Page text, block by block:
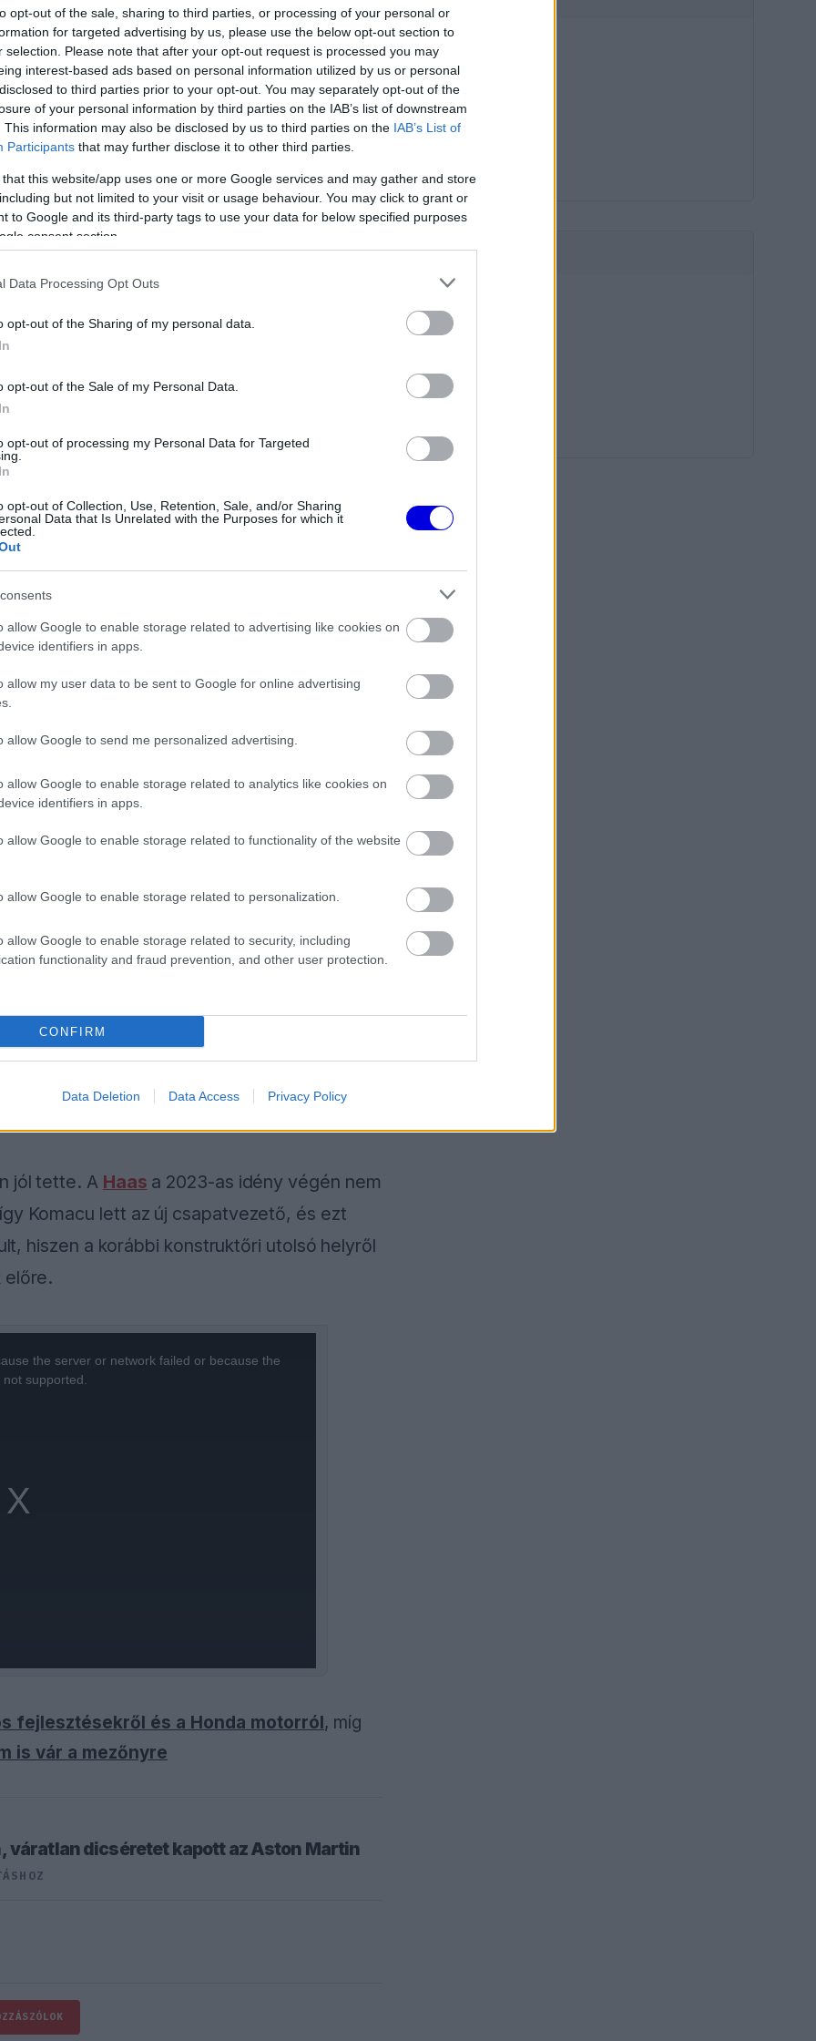
opt-out of the sale, sharing to third parties, or processing of your personal or
for targeted advertising by us, please use the below opt-out section to
selection. Please note that after your opt-out request is processed you may
interest-based ads based on personal information utilized by us or personal
to third parties prior to your opt-out. You may separately opt-out of the
of your personal information by third parties on the IAB’s list of downstream
This information may also be disclosed by us to third parties on the IAB’s List of
Participants that may further disclose it to other third parties.
that this website/app uses one or more Google services and may gather and store
but not limited to your visit or usage behaviour. You may click to grant or
to Google and its third-party tags to use your data for below specified purposes
consent section.
Data Processing Opt Outs
opt-out of the Sharing of my personal data.
opt-out of the Sale of my Personal Data.
opt-out of processing my Personal Data for Targeted
opt-out of Collection, Use, Retention, Sale, and/or Sharing
Data that Is Unrelated with the Purposes for which it
allow Google to enable storage related to advertising like cookies on
identifiers in apps.
allow my user data to be sent to Google for online advertising
allow Google to send me personalized advertising.
allow Google to enable storage related to analytics like cookies on
identifiers in apps.
allow Google to enable storage related to functionality of the website
allow Google to enable storage related to personalization.
allow Google to enable storage related to security, including
functionality and fraud prevention, and other user protection.
CONFIRM
Data Deletion Data Access Privacy Policy
Video
Player
is
loading.
the server or network failed or because the
supported.
de mégsem történt semmi. Nem
csak azért kimenni a pályára, hogy a
Tényleg nagyon közel voltam ahhoz, hogy
Egy
is vár a
Hiába a hatalmas fejlesztési
túlságosan is hűséges volt azokhoz,
kitart. „A végén azért nem távoztam, mert
akik számítanak rám, és azt várják, hogy
addig nem megyek el, amíg nem tettem
meg tőlem.”
elhagyni azokat az embereket, akik
annak, hogy nem távoztam a csapattól” –
jól tette. A Haas a 2023-as idény végén nem
Komacu lett az új csapatvezető, és ezt
hiszen a korábbi konstruktőri utolsó helyről
előre.
the server or network failed or because the
supported.
fejlesztésekről és a Honda motorról, míg
is vár a mezőnyre
váratlan dicséretet kapott az Aston Martin